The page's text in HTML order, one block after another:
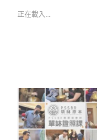
正在載入...